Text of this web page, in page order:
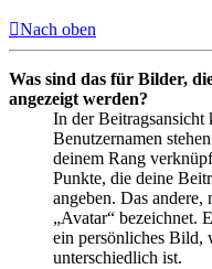
Nach oben
Was sind das für Bilder,
angezeigt werden?
In der
Benutzernamen
deinem Rang
Punkte, die deine
angeben. Das
„Avatar“ bezeichnet.
ein persönliches Bild,
unterschiedlich ist.